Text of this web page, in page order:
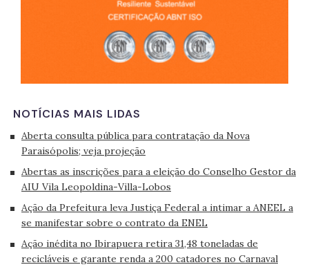
NOTÍCIAS MAIS LIDAS
Aberta consulta pública para contratação da Nova
Paraisópolis; veja projeção
Abertas as inscrições para a eleição do Conselho Gestor da
AIU Vila Leopoldina-Villa-Lobos
Ação da Prefeitura leva Justiça Federal a intimar a ANEEL a
se manifestar sobre o contrato da ENEL
Ação inédita no Ibirapuera retira 31,48 toneladas de
recicláveis e garante renda a 200 catadores no Carnaval